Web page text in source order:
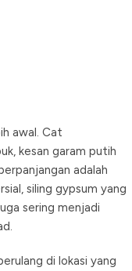
awal. Cat
kesan garam putih
adalah
siling gypsum yang
sering menjadi
di lokasi yang